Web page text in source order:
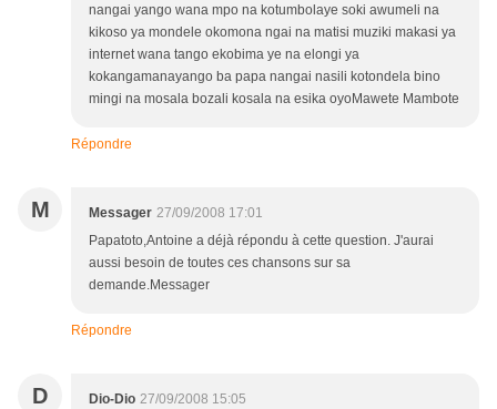
nangai yango wana mpo na kotumbolaye soki awumeli na
kikoso ya mondele okomona ngai na matisi muziki makasi ya
internet wana tango ekobima ye na elongi ya
kokangamanayango ba papa nangai nasili kotondela bino
mingi na mosala bozali kosala na esika oyoMawete Mambote
Répondre
M Messager 27/09/2008 17:01
Papatoto,Antoine a déjà répondu à cette question. J'aurai
aussi besoin de toutes ces chansons sur sa
demande.Messager
Répondre
D Dio-Dio 27/09/2008 15:05